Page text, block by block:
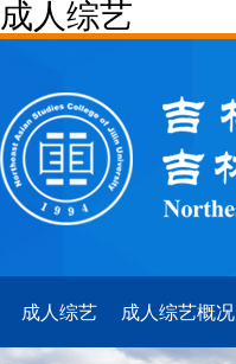
成人综艺
成人综艺 成人综艺概况